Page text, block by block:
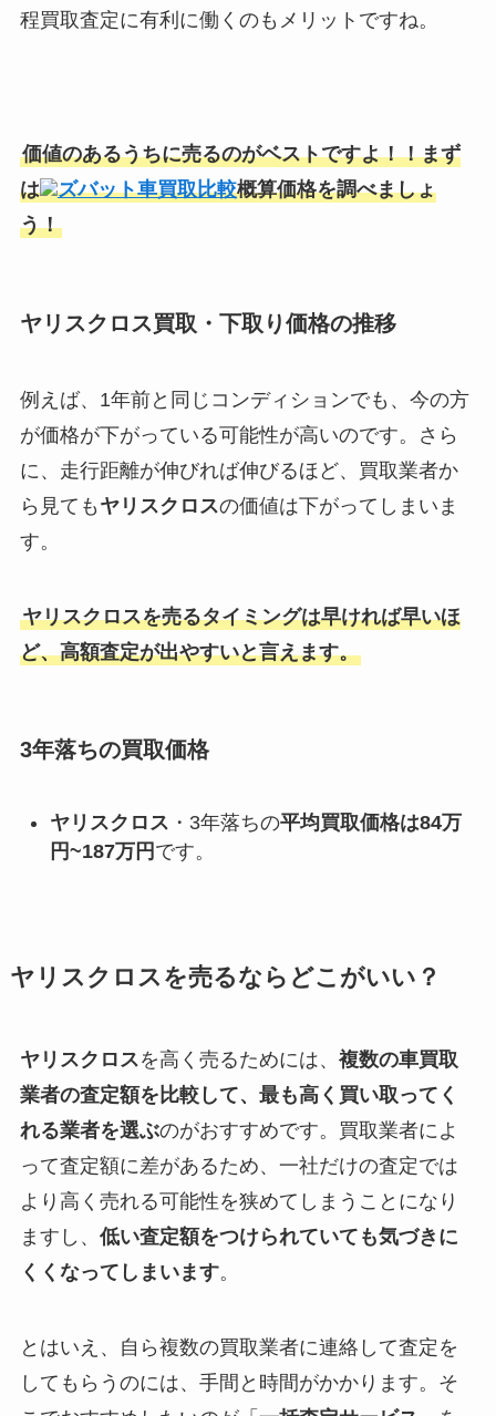
程買取査定に有利に働くのもメリットですね。
価値のあるうちに売るのがベストですよ！！まず
は
ズバット車買取比較概算価格を調べましょ
う！
ヤリスクロス買取・下取り価格の推移
例えば、1年前と同じコンディションでも、今の方
が価格が下がっている可能性が高いのです。さら
に、走行距離が伸びれば伸びるほど、買取業者か
ら見ても ヤリスクロスの価値は下がってしまいま
す。
ヤリスクロスを売るタイミングは早ければ早いほ
ど、高額査定が出やすいと言えます。
3年落ちの買取価格
ヤリスクロス ・3年落ちの平均買取価格は84万
円~187万円 です。
ヤリスクロスを売るならどこがいい？
ヤリスクロスを高く売るためには、 複数の車買取
業者の査定額を比較して、最も高く買い取ってく
れる業者を選ぶのがおすすめです。買取業者によ
って査定額に差があるため、一社だけの査定では
より高く売れる可能性を狭めてしまうことになり
ますし、 低い査定額をつけられていても気づきに
くくなってしまいます。
とはいえ、自ら複数の買取業者に連絡して査定を
してもらうのには、手間と時間がかかります。そ